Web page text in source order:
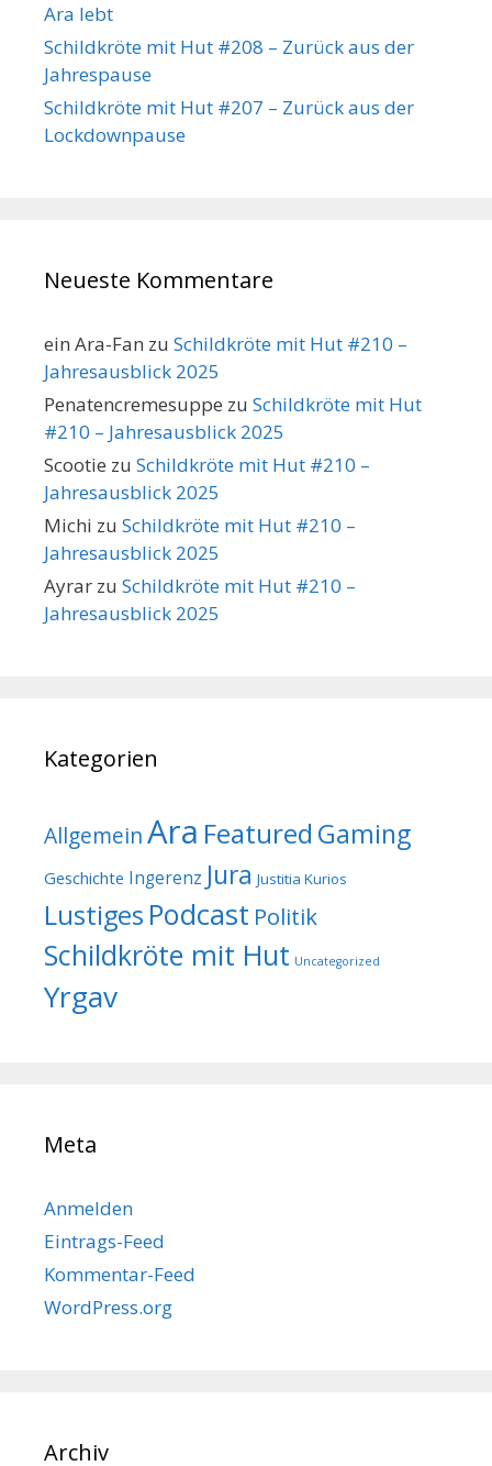
Ara lebt
Schildkröte mit Hut #208 – Zurück aus der
Jahrespause
Schildkröte mit Hut #207 – Zurück aus der
Lockdownpause
Neueste Kommentare
ein Ara-Fan zu Schildkröte mit Hut #210 –
Jahresausblick 2025
Penatencremesuppe zu Schildkröte mit Hut
#210 – Jahresausblick 2025
Scootie zu Schildkröte mit Hut #210 –
Jahresausblick 2025
Michi zu Schildkröte mit Hut #210 –
Jahresausblick 2025
Ayrar zu Schildkröte mit Hut #210 –
Jahresausblick 2025
Kategorien
AllgemeinAra Featured Gaming
Geschichte Ingerenz Jura Justitia Kurios
Lustiges Podcast Politik
Schildkröte mit Hut Uncategorized
Yrgav
Meta
Anmelden
Eintrags-Feed
Kommentar-Feed
WordPress.org
Archiv